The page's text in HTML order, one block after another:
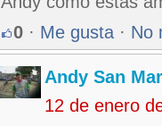
0 · Me gusta · No
Andy San
12 de enero